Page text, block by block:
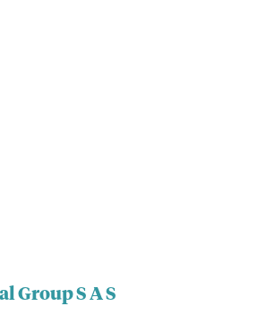
Group S A S